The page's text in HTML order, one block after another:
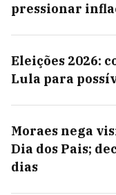
pressionar
Eleições 2026:
Lula para
Moraes nega
Dia dos Pais;
dias